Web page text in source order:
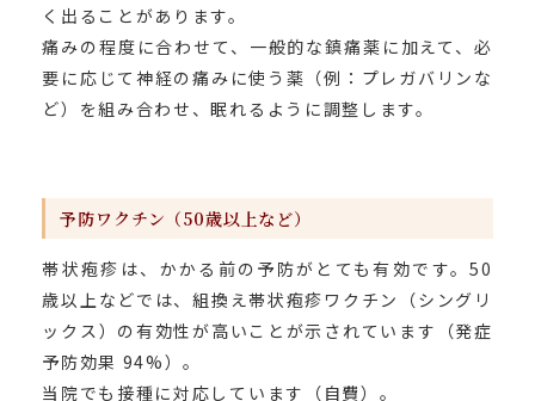
く出ることがあります。
痛みの程度に合わせて、一般的な鎮痛薬に加えて、必
要に応じて神経の痛みに使う薬（例：プレガバリンな
ど）を組み合わせ、眠れるように調整します。
予防ワクチン（50歳以上など）
帯状疱疹は、かかる前の予防がとても有効です。50
歳以上などでは、組換え帯状疱疹ワクチン（シングリ
ックス）の有効性が高いことが示されています（発症
予防効果 94%）。
当院でも接種に対応しています（自費）。